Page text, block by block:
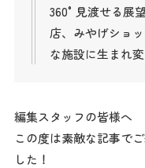
360°見渡せる展
店、みやげショ
な施設に生まれ変
編集スタッフの皆様へ
この度は素敵な記事で
した！